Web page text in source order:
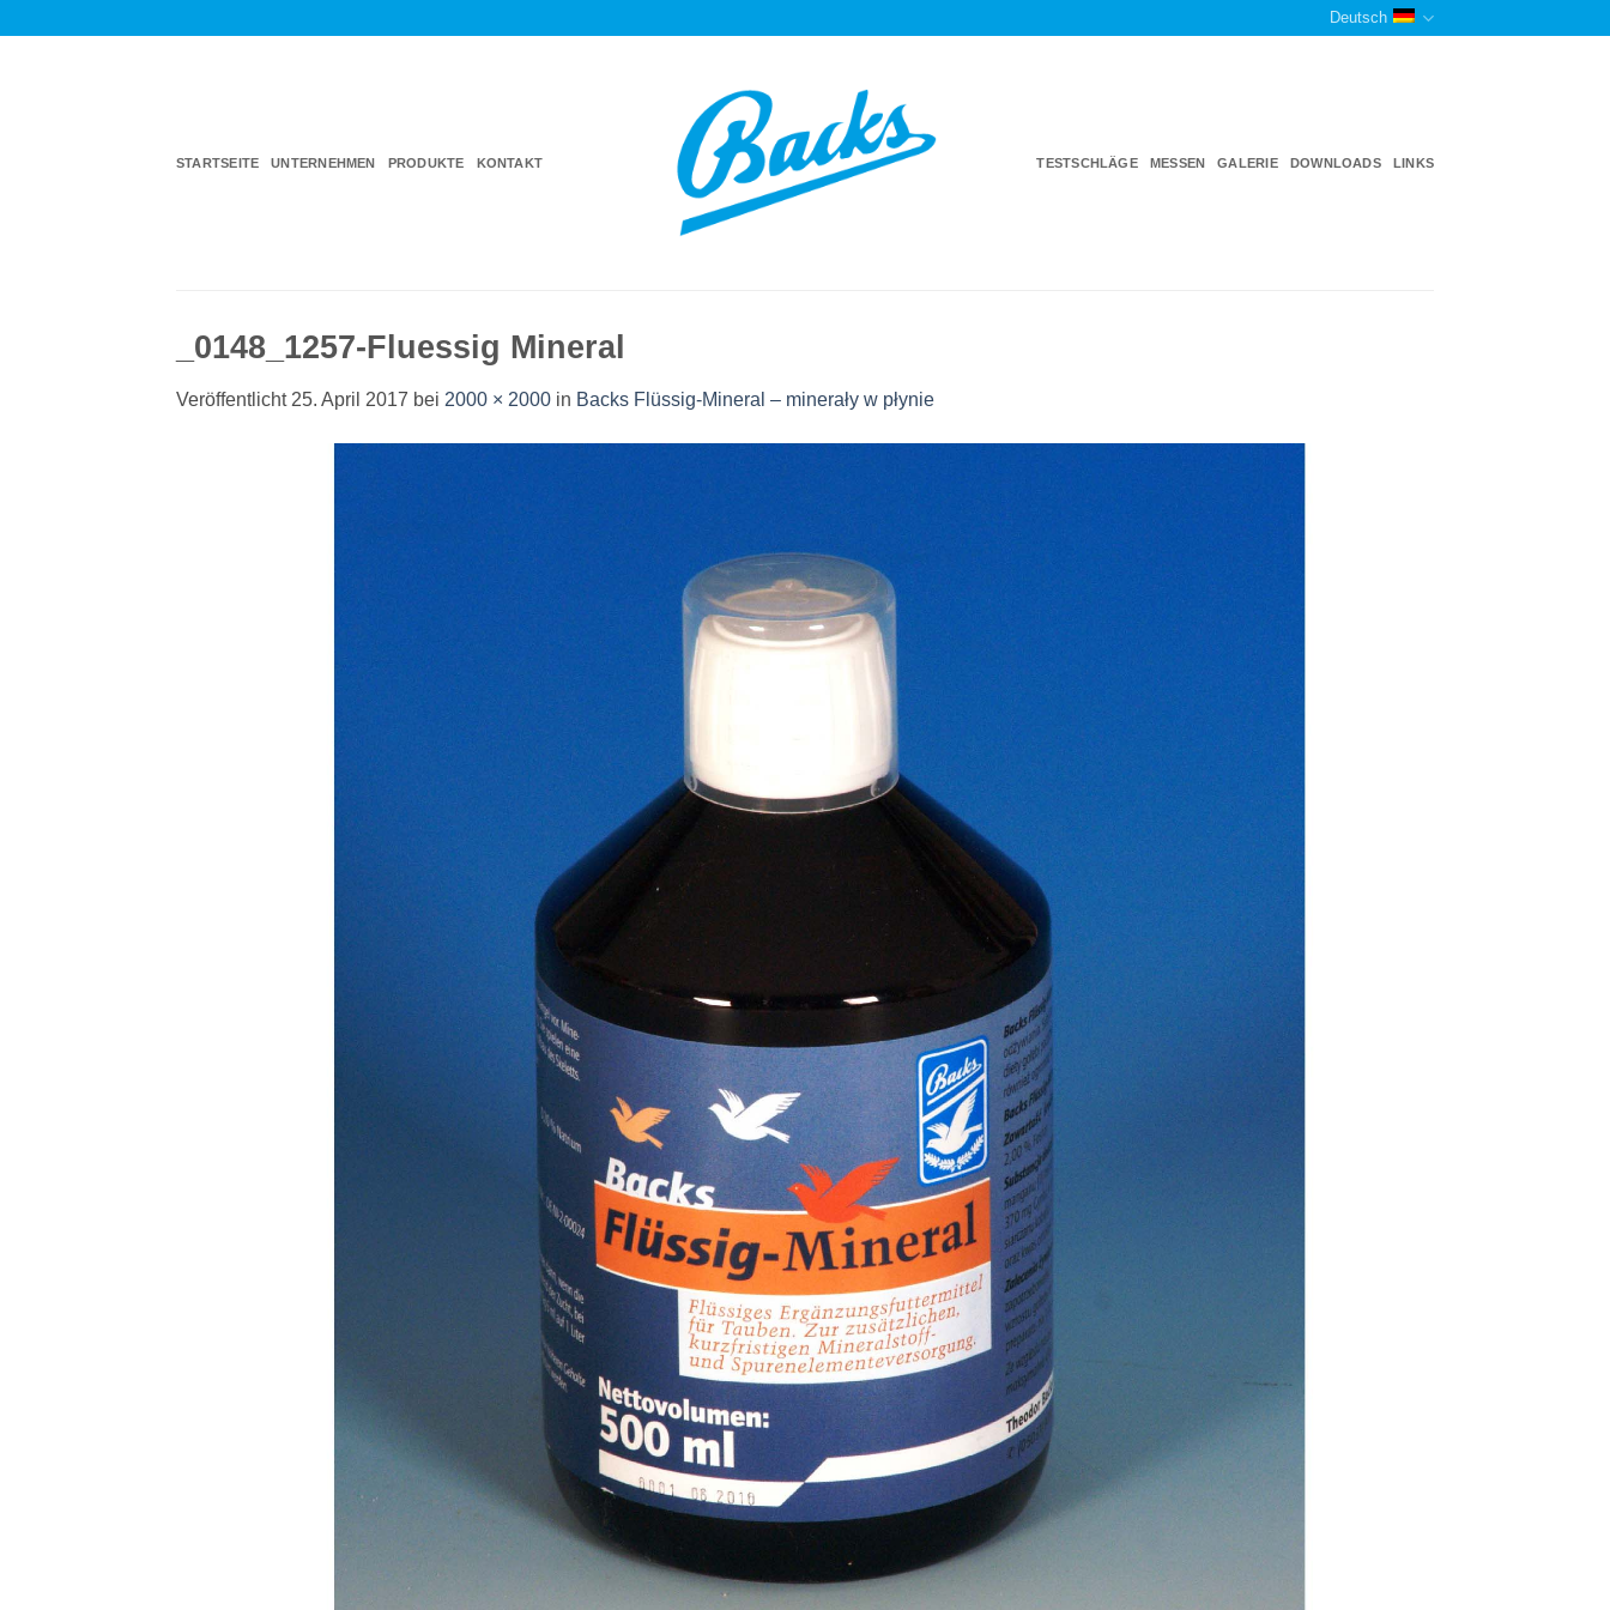
Deutsch
STARTSEITE UNTERNEHMEN PRODUKTE KONTAKT TESTSCHLÄGE MESSEN GALERIE DOWNLOADS LINKS
_0148_1257-Fluessig Mineral
Veröffentlicht 25. April 2017 bei 2000 × 2000 in Backs Flüssig-Mineral – minerały w płynie